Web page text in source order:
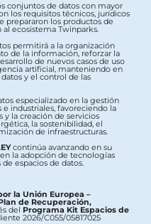
conjuntos de datos con mayor
los requisitos técnicos, jurídicos
prepararon los productos de
al ecosistema Twinparks.
permitirá a la organización
de la información, reforzar la
de nuevos casos de uso
artificial, manteniendo en
y el control de las
especializado en la gestión
industriales, favoreciendo la
la creación de servicios
la sostenibilidad, el
de infraestructuras.
continúa avanzando en su
la adopción de tecnologías
espacios de datos.
la Unión Europea –
de Recuperación,
del Programa Kit Espacios de
2026/C055/05817025